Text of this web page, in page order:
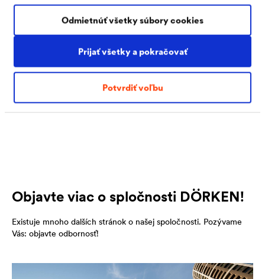
Prijať všetky a pokračovať
Potvrdiť voľbu
Odmietnúť všetky súbory cookies
privádza na trh svoje fólie pre šikmé strechy,fasády,
spodnú stavbu a ploché strechy pod názvom Dörken
Membranes. Značka „Dörken“ zastrešuje celú
skupinu spoločností.
Daľšie informácie nájdete v tlačovej správe.
Objavte viac o spločnosti DÖRKEN!
Existuje mnoho dalších stránok o našej spoločnosti. Pozývame
Vás: objavte odbornosť!